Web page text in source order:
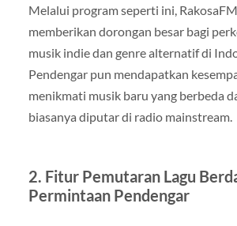
Melalui program seperti ini,
memberikan dorongan besar bagi
musik indie dan genre alternatif di
Pendengar pun mendapatkan
menikmati musik baru yang berbeda
biasanya diputar di radio mainstream.
2. Fitur Pemutaran Lagu
Permintaan Pendengar